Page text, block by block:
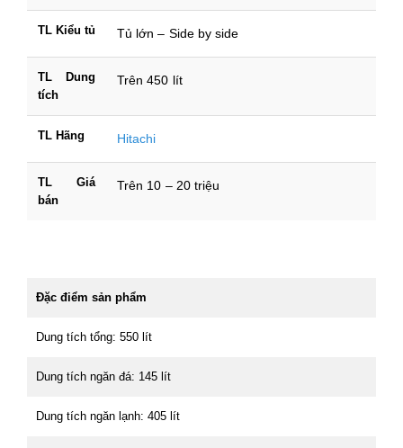
TL Kiểu tủ Tủ lớn – Side by side
TL Dung
tích
Trên 450 lít
TL Hãng Hitachi
TL Giá
bán
Trên 10 – 20 triệu
Đặc điểm sản phẩm
Dung tích tổng: 550 lít
Dung tích ngăn đá: 145 lít
Dung tích ngăn lạnh: 405 lít